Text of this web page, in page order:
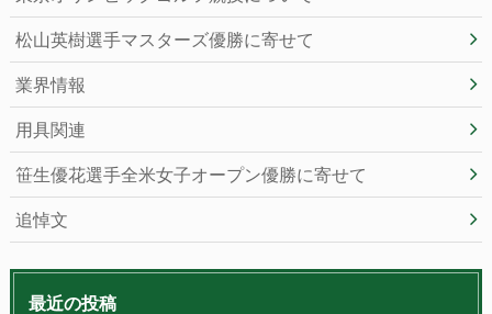
松山英樹選手マスターズ優勝に寄せて
業界情報
用具関連
笹生優花選手全米女子オープン優勝に寄せて
追悼文
最近の投稿